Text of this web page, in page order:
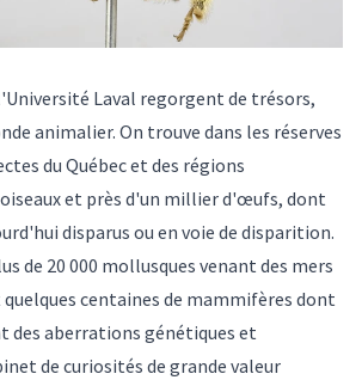
Laval regorgent de trésors,
animalier. On trouve dans les réserves
du Québec et des régions
et près d'un millier d'œufs, dont
disparus ou en voie de disparition.
de 20 000 mollusques venant des mers
centaines de mammifères dont
des aberrations génétiques et
de curiosités de grande valeur